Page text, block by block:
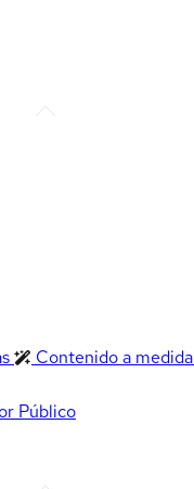
Contenido a medida
Público